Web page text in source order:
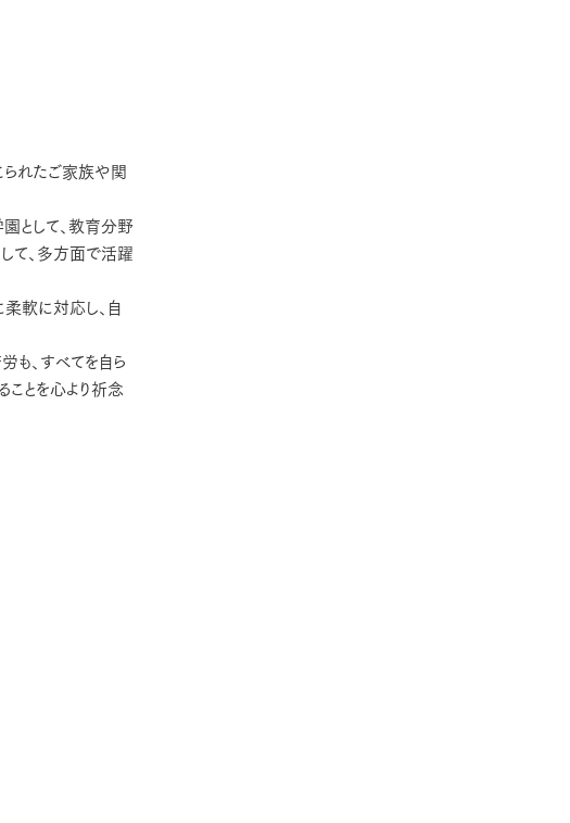
られたご家族や関
として、教育分野
て、多方面で活躍
軟に対応し、自
も、すべてを自ら
ことを心より祈念